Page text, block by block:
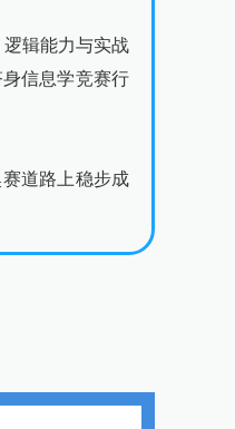
辑能力与实战
信息学竞赛行
道路上稳步成